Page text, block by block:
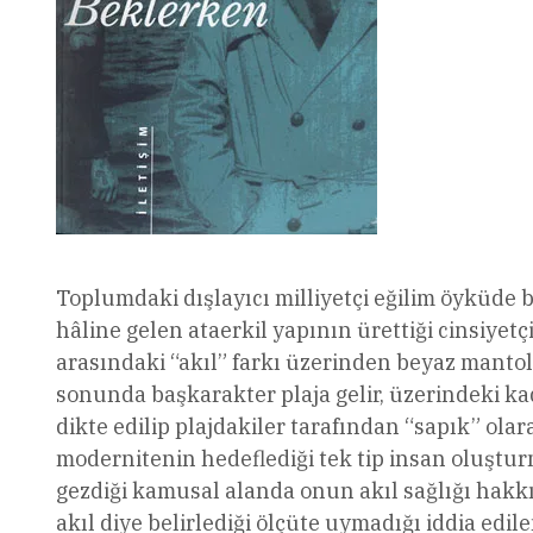
Toplumdaki dışlayıcı milliyetçi eğilim
hâline gelen ataerkil yapının ürettiği
arasındaki “akıl” farkı üzerinden beyaz
sonunda başkarakter plaja gelir, üzerindeki
dikte edilip plajdakiler tarafından “sapık”
modernitenin hedeflediği tek tip insan
gezdiği kamusal alanda onun akıl sağlığı
akıl diye belirlediği ölçüte uymadığı iddia